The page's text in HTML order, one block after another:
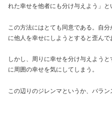
れた幸せを他者にも分け与えよう」と
この方法にはとても同意である。自
に他人を幸せにしようとすると歪んで
しかし、周りに幸せを分け与えよう
に周囲の幸せを気にしてしまう。
この辺りのジレンマというか、バラン